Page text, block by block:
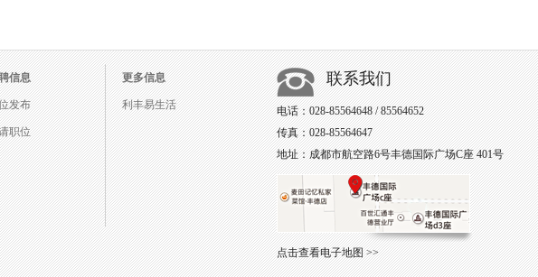
信息
发布
职位
更多信息
利丰易生活
联系我们
电话：028-85564648 / 85564652
传真：028-85564647
地址：成都市航空路6号丰德国际广场C座 401号
点击查看电子地图 >>